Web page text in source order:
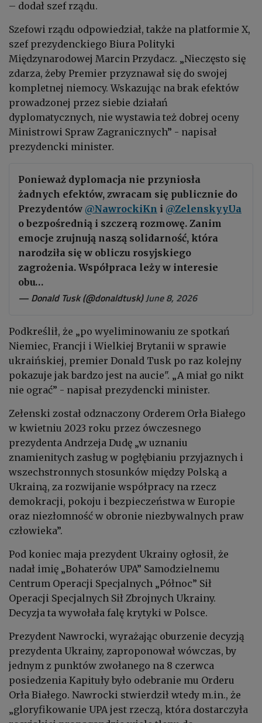
– dodał szef rządu.
Szefowi rządu odpowiedział, także na platformie X,
szef prezydenckiego Biura Polityki
Międzynarodowej Marcin Przydacz. „Nieczęsto się
zdarza, żeby Premier przyznawał się do swojej
kompletnej niemocy. Wskazując na brak efektów
prowadzonej przez siebie działań
dyplomatycznych, nie wystawia też dobrej oceny
Ministrowi Spraw Zagranicznych” - napisał
prezydencki minister.
Ponieważ dyplomacja nie przyniosła
żadnych efektów, zwracam się publicznie do
Prezydentów @NawrockiKn i @ZelenskyyUa
o bezpośrednią i szczerą rozmowę. Zanim
emocje zrujnują naszą solidarność, która
narodziła się w obliczu rosyjskiego
zagrożenia. Współpraca leży w interesie
obu…
— Donald Tusk (@donaldtusk)June 8, 2026
Podkreślił, że „po wyeliminowaniu ze spotkań
Niemiec, Francji i Wielkiej Brytanii w sprawie
ukraińskiej, premier Donald Tusk po raz kolejny
pokazuje jak bardzo jest na aucie". „A miał go nikt
nie ograć” - napisał prezydencki minister.
Zełenski został odznaczony Orderem Orła Białego
w kwietniu 2023 roku przez ówczesnego
prezydenta Andrzeja Dudę „w uznaniu
znamienitych zasług w pogłębianiu przyjaznych i
wszechstronnych stosunków między Polską a
Ukrainą, za rozwijanie współpracy na rzecz
demokracji, pokoju i bezpieczeństwa w Europie
oraz niezłomność w obronie niezbywalnych praw
człowieka”.
Pod koniec maja prezydent Ukrainy ogłosił, że
nadał imię „Bohaterów UPA” Samodzielnemu
Centrum Operacji Specjalnych „Północ” Sił
Operacji Specjalnych Sił Zbrojnych Ukrainy.
Decyzja ta wywołała falę krytyki w Polsce.
Prezydent Nawrocki, wyrażając oburzenie decyzją
prezydenta Ukrainy, zaproponował wówczas, by
jednym z punktów zwołanego na 8 czerwca
posiedzenia Kapituły było odebranie mu Orderu
Orła Białego. Nawrocki stwierdził wtedy m.in., że
„gloryfikowanie UPA jest rzeczą, która dostarczyła